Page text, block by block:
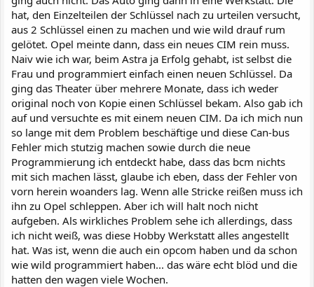
hat, den Einzelteilen der Schlüssel nach zu urteilen versucht,
aus 2 Schlüssel einen zu machen und wie wild drauf rum
gelötet. Opel meinte dann, dass ein neues CIM rein muss.
Naiv wie ich war, beim Astra ja Erfolg gehabt, ist selbst die
Frau und programmiert einfach einen neuen Schlüssel. Da
ging das Theater über mehrere Monate, dass ich weder
original noch von Kopie einen Schlüssel bekam. Also gab ich
auf und versuchte es mit einem neuen CIM. Da ich mich nun
so lange mit dem Problem beschäftige und diese Can-bus
Fehler mich stutzig machen sowie durch die neue
Programmierung ich entdeckt habe, dass das bcm nichts
mit sich machen lässt, glaube ich eben, dass der Fehler von
vorn herein woanders lag. Wenn alle Stricke reißen muss ich
ihn zu Opel schleppen. Aber ich will halt noch nicht
aufgeben. Als wirkliches Problem sehe ich allerdings, dass
ich nicht weiß, was diese Hobby Werkstatt alles angestellt
hat. Was ist, wenn die auch ein opcom haben und da schon
wie wild programmiert haben... das wäre echt blöd und die
hatten den wagen viele Wochen.